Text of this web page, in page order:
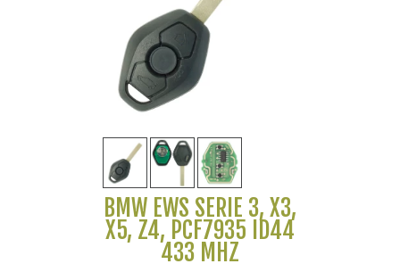
BMW EWS SERIE 3, X3,
X5, Z4, PCF7935 ID44
433 MHZ